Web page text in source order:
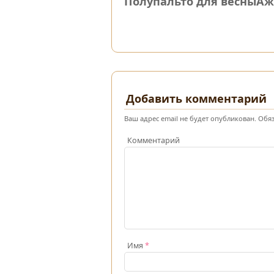
Добавить комментарий
Ваш адрес email не будет опубликован.
Комментарий
Имя *